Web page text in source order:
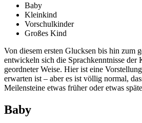
Baby
Kleinkind
Vorschulkinder
Großes Kind
Von diesem ersten Glucksen bis hin zum
entwickeln sich die Sprachkenntnisse der
geordneter Weise. Hier ist eine
erwarten ist – aber es ist völlig normal,
Meilensteine etwas früher oder etwas
Baby